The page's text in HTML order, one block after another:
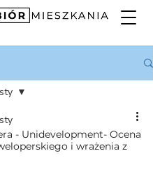
- Unidevelopment- Ocena
i wrażenia z